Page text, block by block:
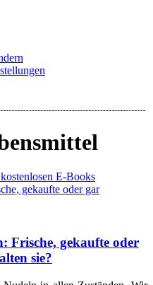
E-Books
Frische, gekaufte oder
sie?